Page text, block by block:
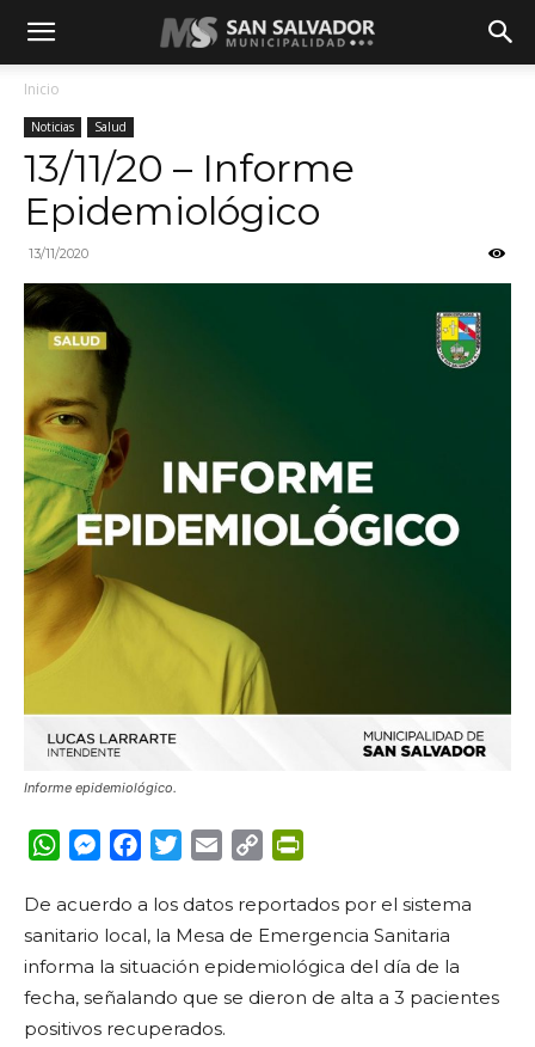
Inicio
Noticias Salud
13/11/20 – Informe
Epidemiológico
13/11/2020
Informe epidemiológico.
WhatsApp
Messenger
FacebookTwitterEmail Copy
De acuerdo a los datos reportados por el sistema
sanitario local, la Mesa de Emergencia Sanitaria
informa la situación epidemiológica del día de la
fecha, señalando que se dieron de alta a 3 pacientes
positivos recuperados.